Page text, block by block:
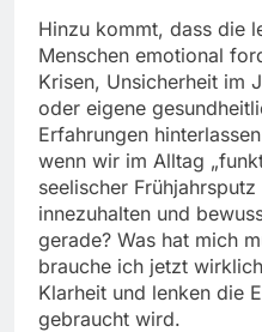
Hinzu kommt, dass die
Menschen emotional
Krisen, Unsicherheit im
oder eigene
Erfahrungen
wenn wir im Alltag
seelischer
innezuhalten und
gerade? Was hat mich
brauche ich jetzt
Klarheit und lenken die
gebraucht wird.